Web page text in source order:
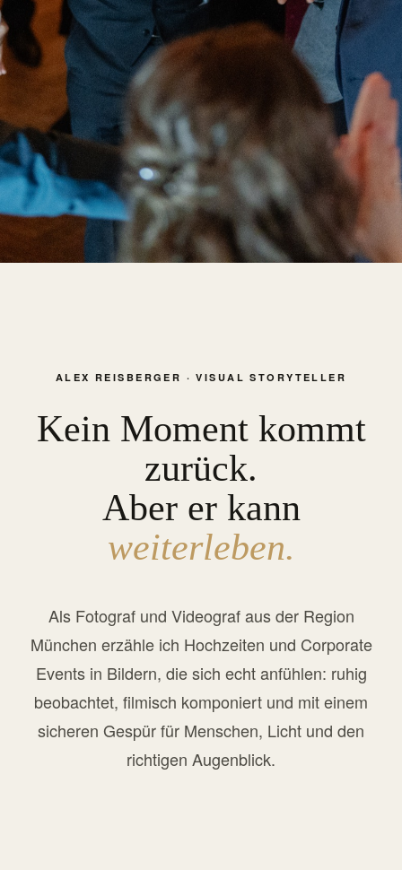
ALEX REISBERGER · VISUAL STORYTELLER
Kein Moment kommt
zurück.
Aber er kann
weiterleben.
Als Fotograf und Videograf aus der Region
München erzähle ich Hochzeiten und Corporate
Eventsin Bildern, die sich echt anfühlen: ruhig
beobachtet, filmisch komponiert und mit einem
sicheren Gespür für Menschen, Licht und den
richtigen Augenblick.